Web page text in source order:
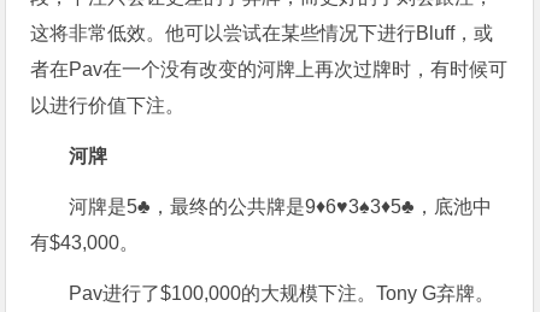
这将非常低效。他可以尝试在某些情况下进行Bluff，或
者在Pav在一个没有改变的河牌上再次过牌时，有时候可
以进行价值下注。
河牌
河牌是5♣，最终的公共牌是9♦6♥3♠3♦5♣，底池中
有$43,000。
Pav进行了$100,000的大规模下注。Tony G弃牌。